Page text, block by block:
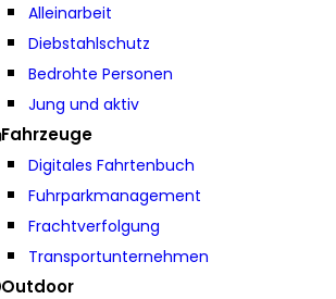
Alleinarbeit
Diebstahlschutz
Bedrohte Personen
Jung und aktiv
Fahrzeuge
Digitales Fahrtenbuch
Fuhrparkmanagement
Frachtverfolgung
Transportunternehmen
Outdoor